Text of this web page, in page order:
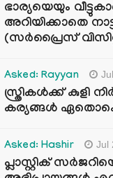
ഭാര്യയെയും
അറിയിക്കാതെ
(സർപ്രൈസ്
Asked: Rayyan
സ്ത്രികൾക്ക് കുളി
കര്യങ്ങൾ
Asked: Hashir Jul
പ്ലാസ്റ്റിക്